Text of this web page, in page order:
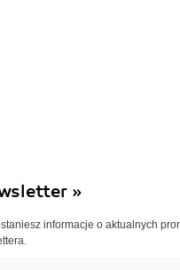
»
informacje o aktualnych